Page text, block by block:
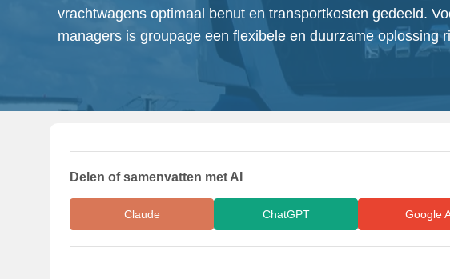
vrachtwagens optimaal benut en transportkosten gedeeld.
managers is groupage een flexibele en duurzame oplossing
Delen of samenvatten met AI
Claude ChatGPT Google